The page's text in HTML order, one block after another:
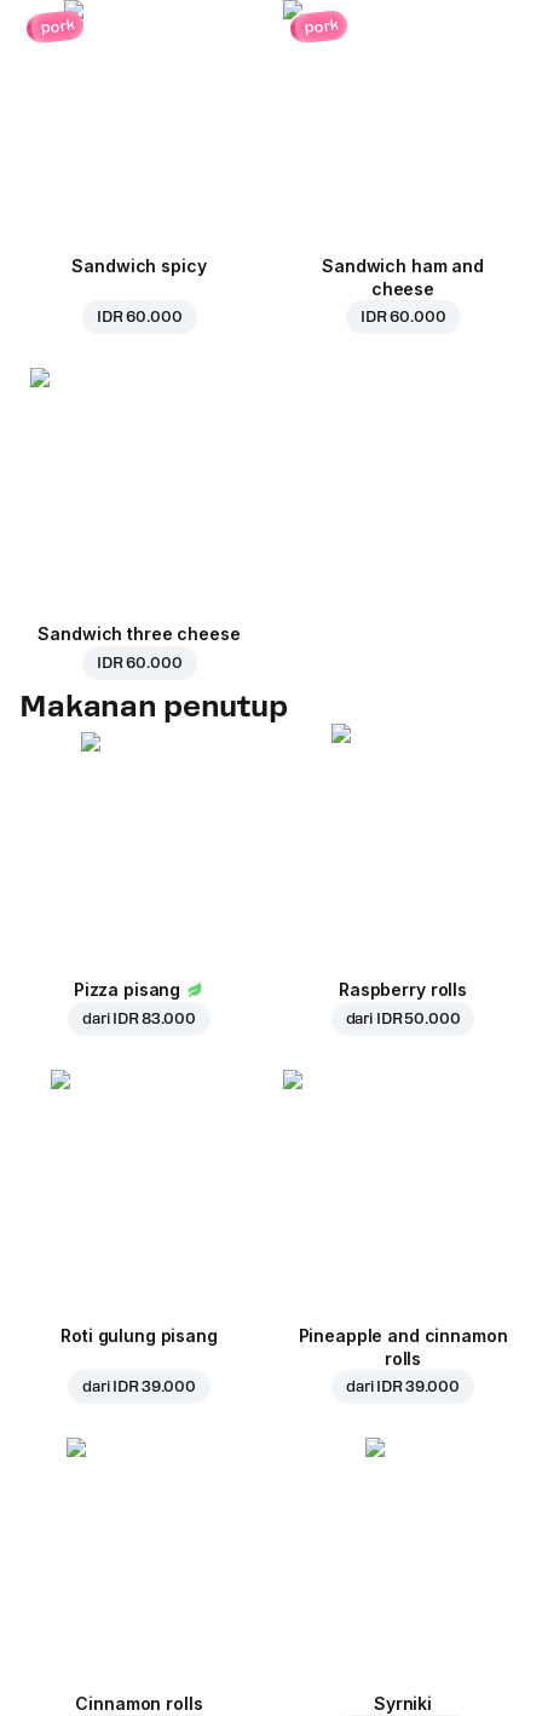
pork
Sandwich spicy
IDR 60.000
pork
Sandwich ham and
cheese
IDR 60.000
Sandwich three cheese
IDR 60.000
Makanan penutup
Pizza pisang
dari IDR 83.000
Raspberry rolls
dari IDR 50.000
Roti gulung pisang
dari IDR 39.000
Pineapple and cinnamon
rolls
dari IDR 39.000
Cinnamon rolls Syrniki